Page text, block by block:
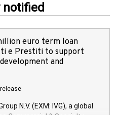
notified
euro term loan
e Prestiti to support
and
N.V. (EXM: IVG), a global